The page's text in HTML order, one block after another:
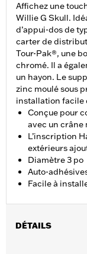
Affichez une
Willie G Skull.
d’appui-dos de
carter de
Tour-Pak®, une
chromé. Il a
un hayon. Le
zinc moulé sous
installation facile
Conçue pour
avec un crâne
L’inscription
extérieurs
Diamètre 3 po
Auto-
Facile à
DÉTAILS